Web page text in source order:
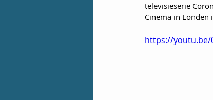
televisieserie
Cinema in Londen
https://youtu.be/